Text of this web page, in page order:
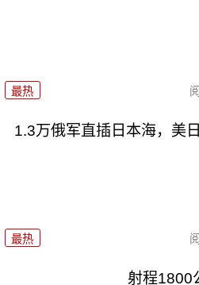
最热
1.3万俄军直插日本海，美
最热
射程1800